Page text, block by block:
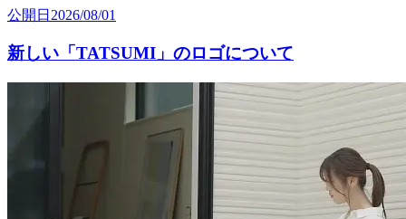
公開日 2026/08/01
新しい「TATSUMI」のロゴについて